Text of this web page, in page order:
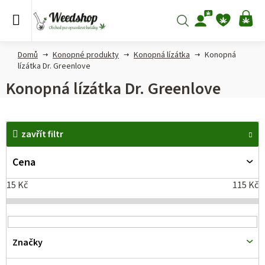
Hledat
Domů Konopné produkty Konopná lízátka
Konopná
lízátka Dr. Greenlove
Konopná lízátka Dr. Greenlove
zavřít filtr
Cena
15 Kč 115 Kč
Značky
V
p
i
s
p
r
o